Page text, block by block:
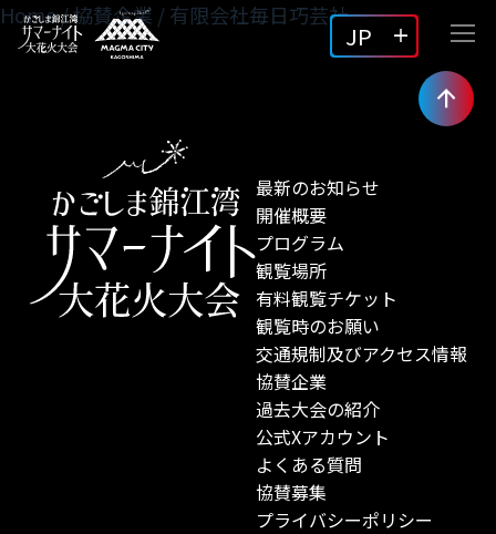
JP
Home/協賛企業 /有限会社毎日巧芸社
最新のお知らせ
開催概要
プログラム
観覧場所
有料観覧チケット
観覧時のお願い
交通規制及びアクセス情報
協賛企業
過去大会の紹介
公式Xアカウント
よくある質問
協賛募集
プライバシーポリシー